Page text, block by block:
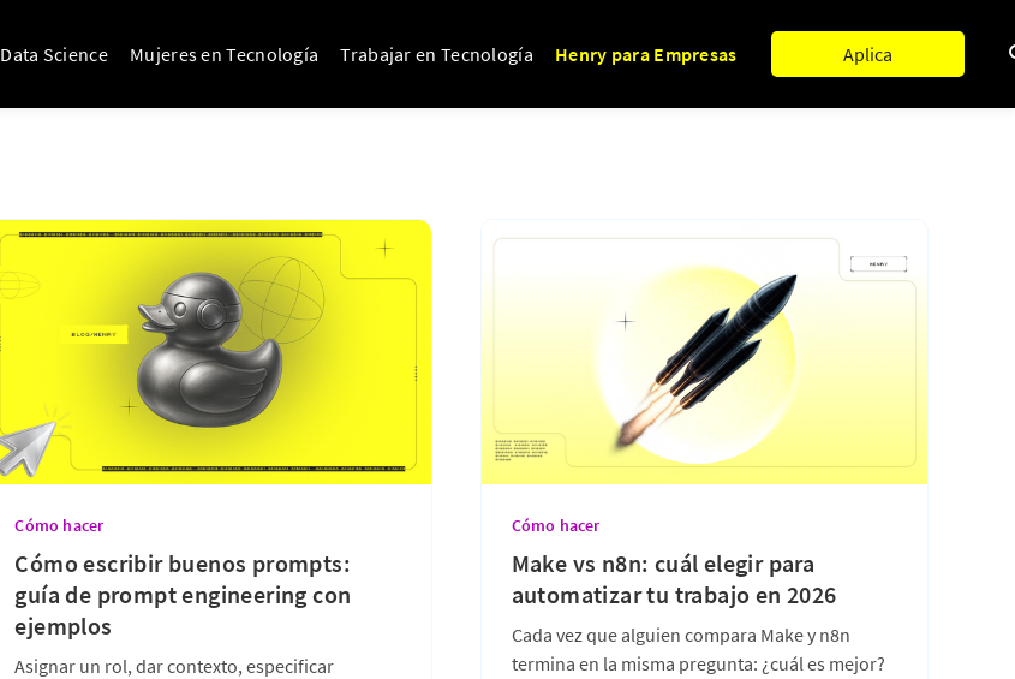
Data Science Mujeres en Tecnología Trabajar en Tecnología Henry para Empresas Aplica
Cómo hacer
Cómo escribir buenos prompts:
guía de prompt engineering con
ejemplos
Asignar un rol, dar contexto, especificar
Cómo hacer
Make vs n8n: cuál elegir para
automatizar tu trabajo en 2026
Cada vez que alguien compara Make y n8n
termina en la misma pregunta: ¿cuál es mejor?